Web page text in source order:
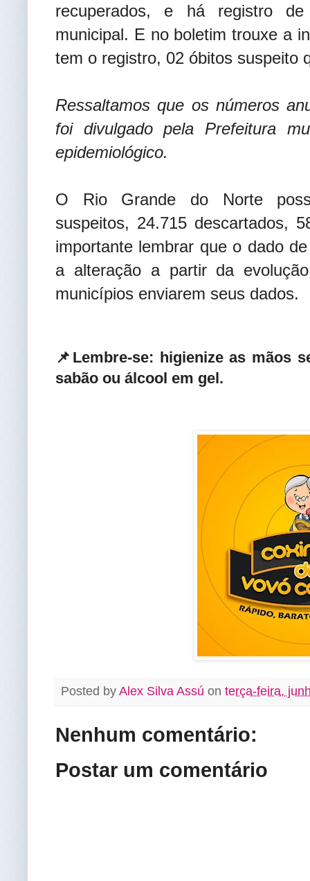
recuperados, e há registro
municipal. E no boletim trouxe a
tem o registro, 02 óbitos suspeito
Ressaltamos que os números
foi divulgado pela Prefeitura
epidemiológico.
O Rio Grande do Norte
suspeitos, 24.715 descartados,
importante lembrar que o dado
a alteração a partir da
municípios enviarem seus dados.
📌Lembre-se: higienize as mãos
sabão ou álcool em gel.
Posted by Alex Silva Assú on terça-feira,
Nenhum comentário:
Postar um comentário